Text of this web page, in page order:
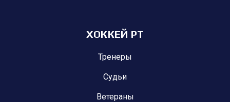
ХОККЕЙ РТ
Тренеры
Судьи
Ветераны